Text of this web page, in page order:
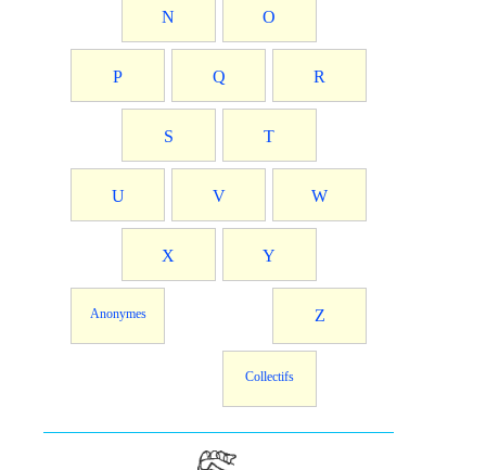
N O
P Q R
S T
U V W
X Y
Anonymes Z
Collectifs